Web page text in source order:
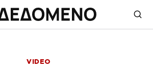
VIDEO